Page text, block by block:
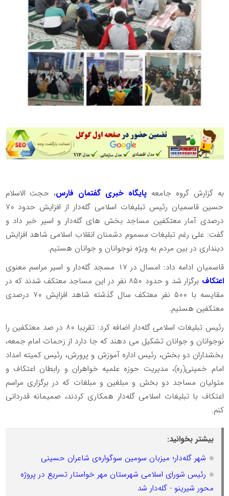
به گزارش گروه جامعه پایگاه خبری گفتمان فارس، حجت الاسلام
حسین قاسمیان رئیس تبلیغات اسلامی گله‌دار از افزایش حدود ۷۰
درصدی آمار معتکفین مساجد بخش های گله‌دار و اسیر خبر داد و
گفت: علی رغم تبلیغات مسموم دشمنان انقلاب اسلامی شاهد افزایش
دینداری در بین مردم به ویژه نوجوانان و جوانان هستیم.
قاسمیان ادامه داد: امسال در ۱۷ مسجد گله‌دار و اسیر مراسم معنوی
اعتکاف
برگزار شد و حدود ۸۵۰ نفر در این مساجد معتکف شدند که در
مقایسه با ۵۰۰ نفر معتکف سال گذشته شاهد افزایش ۷۰ درصدی
معتکفین هستیم.
رئیس تبلیغات اسلامی گله‌دار اضافه کرد: تقریبا ۸۰ در صد معتکفین را
نوجوانان و جوانان تشکیل می دهند که جا دارد از زحمات امام جمعه،
بخشداران دو بخش، رئیس اداره آموزش و پرورش، رئیس کمیته امداد
امام خمینی(ره)، مدیریت حوزه علمیه خواهران و رابطان اعتکاف و
متولیان مساجد دو بخش و مبلغین و مبلغات که در برگزاری مراسم
اعتکاف با تبلیغات اسلامی گله‌دار همکاری کردند، صمیمانه قدردانی
کنم.
بیشتر بخوانید:
شهر گله‌دار؛ میزبان سومین سوگواره‌ی شاعران حسینی
رئیس شورای اسلامی شهرستان مهر خواستار تسریع در پروژه
محور شیرینو - گله‌دار شد